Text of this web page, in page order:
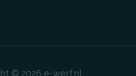
© 2026 e-werf.nl